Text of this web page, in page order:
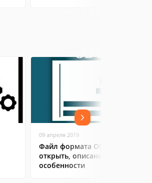
09 апреля 2019
Файл формата ODT: чем
открыть, описание,
особенности